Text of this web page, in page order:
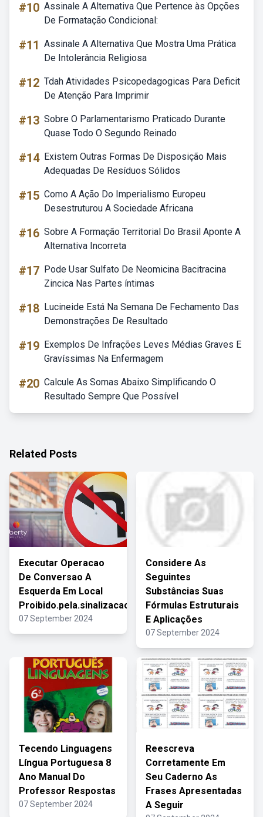
#10 Assinale A Alternativa Que Pertence às Opções
De Formatação Condicional:
#11 Assinale A Alternativa Que Mostra Uma Prática
De Intolerância Religiosa
#12 Tdah Atividades Psicopedagogicas Para Deficit
De Atenção Para Imprimir
#13 Sobre O Parlamentarismo Praticado Durante
Quase Todo O Segundo Reinado
#14 Existem Outras Formas De Disposição Mais
Adequadas De Resíduos Sólidos
#15 Como A Ação Do Imperialismo Europeu
Desestruturou A Sociedade Africana
#16 Sobre A Formação Territorial Do Brasil Aponte A
Alternativa Incorreta
#17 Pode Usar Sulfato De Neomicina Bacitracina
Zincica Nas Partes íntimas
#18 Lucineide Está Na Semana De Fechamento Das
Demonstrações De Resultado
#19 Exemplos De Infrações Leves Médias Graves E
Gravíssimas Na Enfermagem
#20 Calcule As Somas Abaixo Simplificando O
Resultado Sempre Que Possível
Related Posts
Executar Operacao
De Conversao A
Esquerda Em Local
Proibido.pela.sinalizacao
07 September 2024
Considere As
Seguintes
Substâncias Suas
Fórmulas Estruturais
E Aplicações
07 September 2024
Tecendo Linguagens
Língua Portuguesa 8
Ano Manual Do
Professor Respostas
07 September 2024
Reescreva
Corretamente Em
Seu Caderno As
Frases Apresentadas
A Seguir